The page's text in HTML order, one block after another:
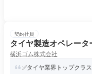
契約社員
タイヤ製造オペレータ
横浜ゴム株式会社
✅タイヤ業界トップクラ